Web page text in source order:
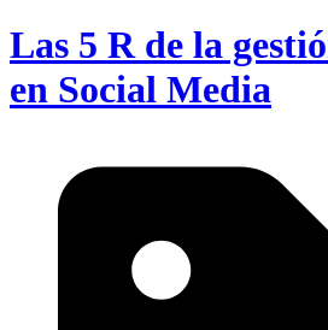
Las 5 R de la
en Social Media